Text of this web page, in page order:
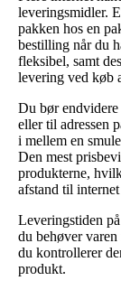
leveringsmidler.
pakken hos en
bestilling når du
fleksibel, samt
levering ved køb
Du bør endvidere
eller til adressen
i mellem en
Den mest
produkterne,
afstand til
Leveringstiden
du behøver
du kontrollerer
produkt.